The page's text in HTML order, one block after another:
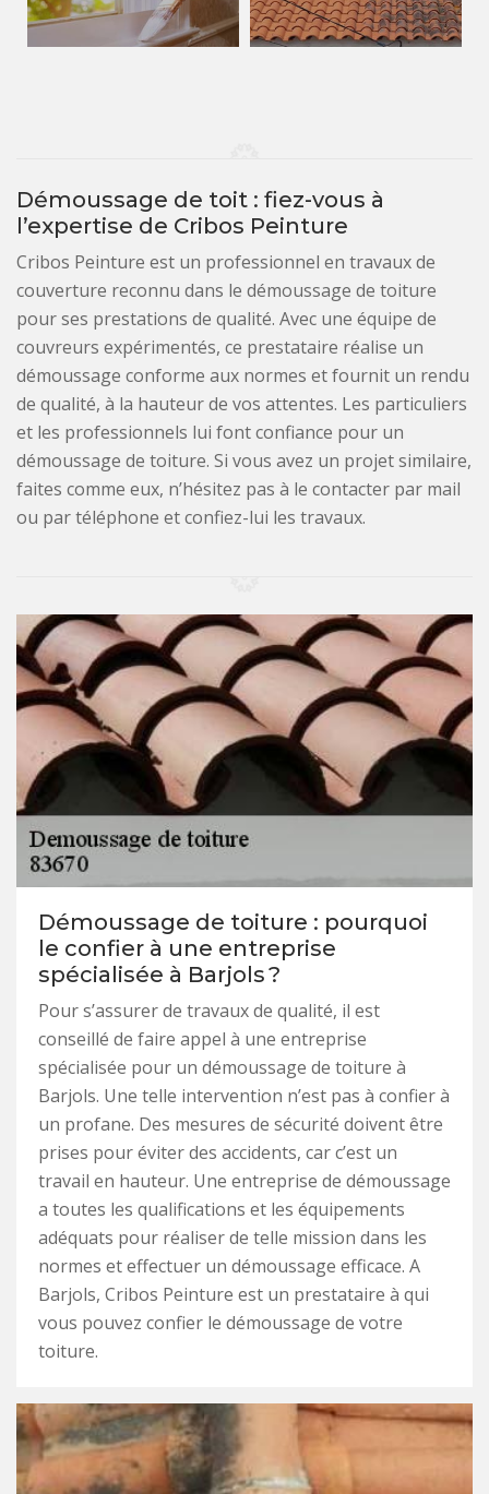
Démoussage de toit : fiez-vous à
l’expertise de Cribos Peinture
Cribos Peinture est un professionnel en travaux de
couverture reconnu dans le démoussage de toiture
pour ses prestations de qualité. Avec une équipe de
couvreurs expérimentés, ce prestataire réalise un
démoussage conforme aux normes et fournit un rendu
de qualité, à la hauteur de vos attentes. Les particuliers
et les professionnels lui font confiance pour un
démoussage de toiture. Si vous avez un projet similaire,
faites comme eux, n’hésitez pas à le contacter par mail
ou par téléphone et confiez-lui les travaux.
Démoussage de toiture : pourquoi
le confier à une entreprise
spécialisée à Barjols ?
Pour s’assurer de travaux de qualité, il est
conseillé de faire appel à une entreprise
spécialisée pour un démoussage de toiture à
Barjols. Une telle intervention n’est pas à confier à
un profane. Des mesures de sécurité doivent être
prises pour éviter des accidents, car c’est un
travail en hauteur. Une entreprise de démoussage
a toutes les qualifications et les équipements
adéquats pour réaliser de telle mission dans les
normes et effectuer un démoussage efficace. A
Barjols, Cribos Peinture est un prestataire à qui
vous pouvez confier le démoussage de votre
toiture.